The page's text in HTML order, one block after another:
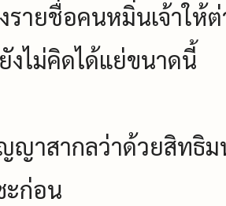
รายชื่อคนหมิ่นเจ้าให้
งไม่คิดได้แย่ขนาดนี้
ญาสากลว่าด้วยสิทธิ
ะก่อน